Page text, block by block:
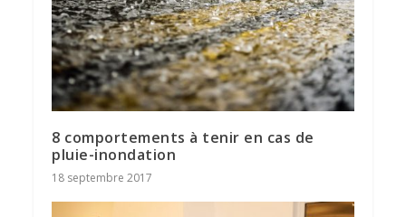
8 comportements à tenir en cas de
pluie-inondation
18 septembre 2017